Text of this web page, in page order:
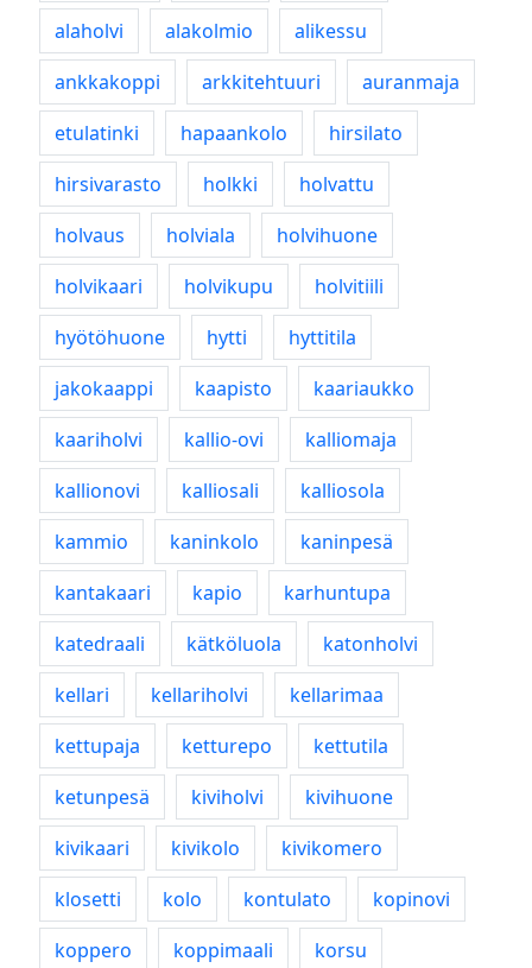
alaholvi
alakolmio
alikessu
ankkakoppi
arkkitehtuuri
auranmaja
etulatinki
hapaankolo
hirsilato
hirsivarasto
holkki
holvattu
holvaus
holviala
holvihuone
holvikaari
holvikupu
holvitiili
hyötöhuone
hytti
hyttitila
jakokaappi
kaapisto
kaariaukko
kaariholvi
kallio-ovi
kalliomaja
kallionovi
kalliosali
kalliosola
kammio
kaninkolo
kaninpesä
kantakaari
kapio
karhuntupa
katedraali
kätköluola
katonholvi
kellari
kellariholvi
kellarimaa
kettupaja
ketturepo
kettutila
ketunpesä
kiviholvi
kivihuone
kivikaari
kivikolo
kivikomero
klosetti
kolo kontulato
kopinovi
koppero
koppimaali
korsu